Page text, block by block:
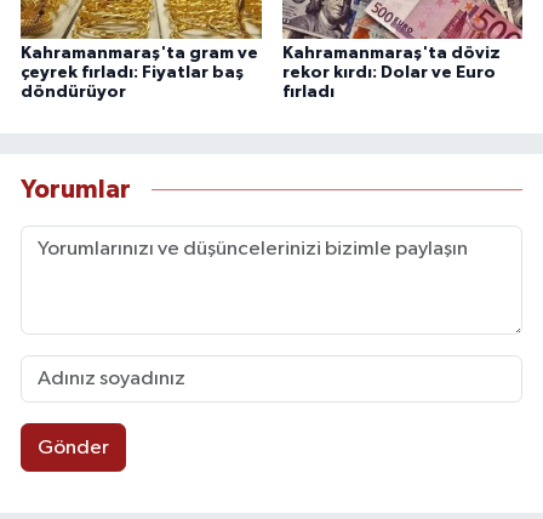
Kahramanmaraş'ta gram ve
çeyrek fırladı: Fiyatlar baş
döndürüyor
Kahramanmaraş'ta döviz
rekor kırdı: Dolar ve Euro
fırladı
Yorumlar
Gönder